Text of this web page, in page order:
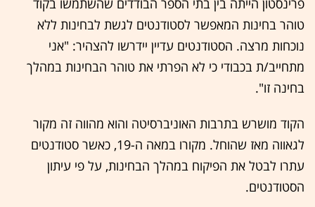
פרינסטון הייתה בין בתי הספר הבודדים שהשתמשו בקוד
טוהר בחינות המאפשר לסטודנטים לגשת לבחינות ללא
נוכחות מרצה. הסטודנטים עדיין יידרשו להצהיר: "אני
מתחייב/ת בכבודי כי לא הפרתי את טוהר הבחינות במהלך
בחינה זו".
הקוד מושרש בתרבות האוניברסיטה והוא מהווה זה מקור
לגאווה מאז שהוחל. מקורו במאה ה-19, כאשר סטודנטים
עתרו לבטל את הפיקוח במהלך הבחינות, על פי עיתון
הסטודנטים.